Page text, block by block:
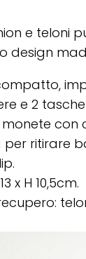
e teloni
design
e 2
con
ritirare
x H 10,5cm.